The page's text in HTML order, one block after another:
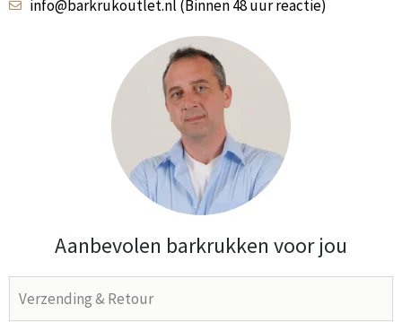
info@barkrukoutlet.nl (Binnen 48 uur reactie)
Aanbevolen barkrukken voor jou
Verzending & Retour